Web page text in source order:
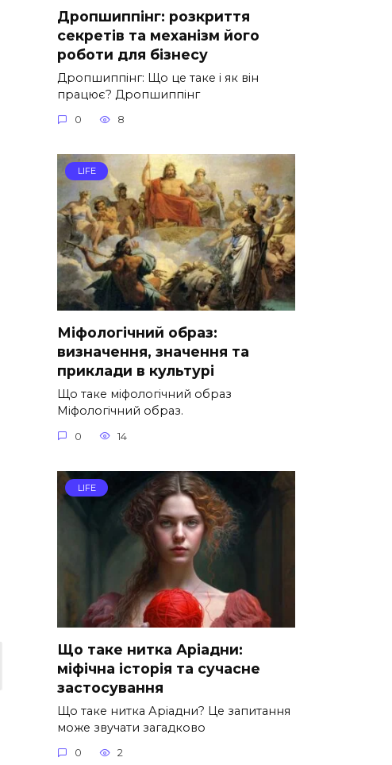
Дропшиппінг: розкриття
секретів та механізм його
роботи для бізнесу
Дропшиппінг: Що це таке і як він
працює? Дропшиппінг
0 8
LIFE
Міфологічний образ:
визначення, значення та
приклади в культурі
Що таке міфологічний образ
Міфологічний образ.
0 14
LIFE
Що таке нитка Аріадни:
міфічна історія та сучасне
застосування
Що таке нитка Аріадни? Це запитання
може звучати загадково
0 2